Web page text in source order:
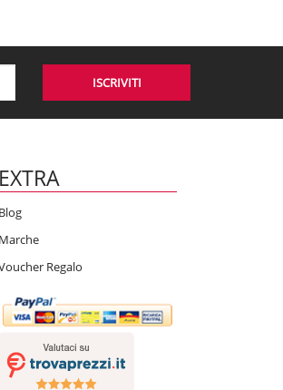
ISCRIVITI
EXTRA
Blog
Marche
Regalo